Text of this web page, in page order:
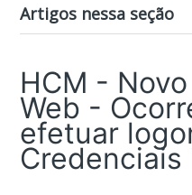
Artigos nessa seção
HCM -
Web -
efetuar
Credenciais